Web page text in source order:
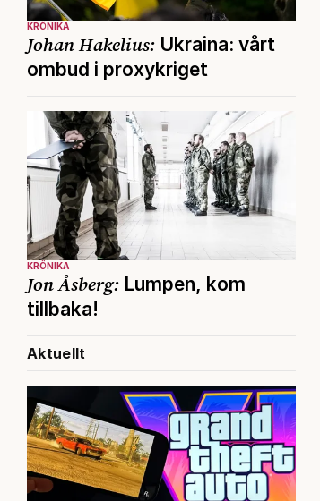
KRÖNIKA
Johan Hakelius: Ukraina: vårt
ombud i proxykriget
KRÖNIKA
Jon Åsberg: Lumpen, kom
tillbaka!
Aktuellt